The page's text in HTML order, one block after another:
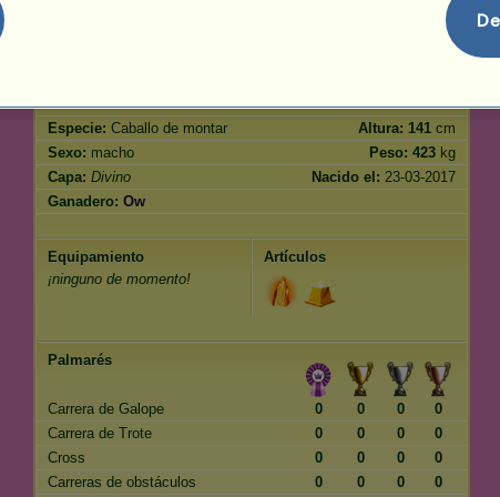
500.00
Raza: Divino Edad:2500 años
Especie: Caballo de montar Altura: 141 cm
Sexo: macho Peso: 423 kg
Capa: Divino Nacido el: 23-03-2017
Ganadero: Ow
Equipamiento
¡ninguno de momento!
Artículos
Palmarés
Carrera de Galope 0 0 0
0
Carrera de Trote
0 0 0
0
Cross
0 0 0
0
Carreras de obstáculos
0 0 0 0